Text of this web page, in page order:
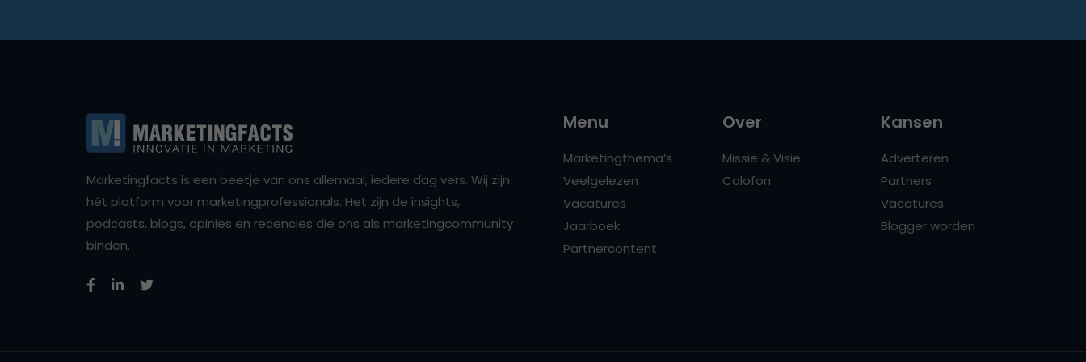
Marketingfacts is een beetje van ons allemaal, iedere dag vers. Wij zijn
hét platform voor marketingprofessionals. Het zijn de insights,
podcasts, blogs, opinies en recencies die ons als marketingcommunity
binden.
Menu
Marketingthema’s
Veelgelezen
Vacatures
Jaarboek
Partnercontent
Over
Missie & Visie
Colofon
Kansen
Adverteren
Partners
Vacatures
Blogger worden